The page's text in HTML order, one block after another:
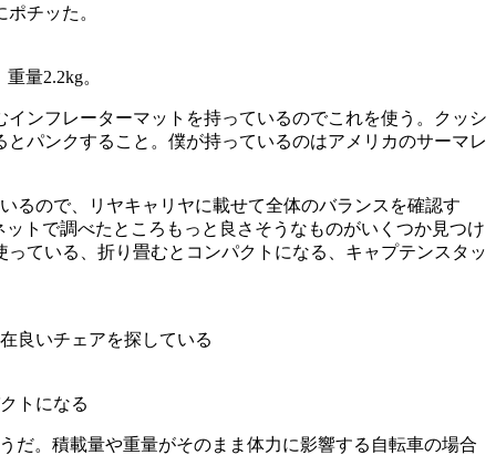
チッた。
量2.2kg。
ンフレーターマットを持っているのでこれを使う。クッシ
パンクすること。僕が持っているのはアメリカのサーマレ
るので、リヤキャリヤに載せて全体のバランスを確認す
トで調べたところもっと良さそうなものがいくつか見つけ
ている、折り畳むとコンパクトになる、キャプテンスタッ
良いチェアを探している
トになる
だ。積載量や重量がそのまま体力に影響する自転車の場合